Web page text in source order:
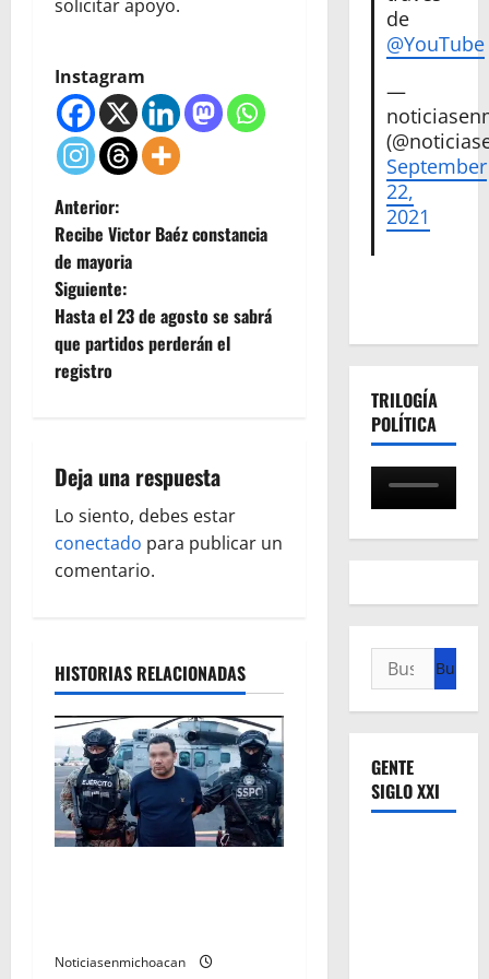
solicitar apoyo.
Instagram
N
a
v
e
c
i
ó
d
e
e
n
t
a
Anterior:
Recibe Victor Baéz constancia
de mayoria
Siguiente:
Hasta el 23 de agosto se sabrá
que partidos perderán el
registro
Deja una respuesta
Lo siento, debes estar
conectado para publicar un
comentario.
HISTORIAS RELACIONADAS
Noticiasenmichoacan
de
@YouTube
—
September
22,
2021
TRILOGÍA
POLÍTICA
Buscar:
GENTE
SIGLO XXI